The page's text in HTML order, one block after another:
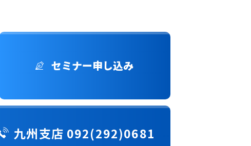
セミナー申し込み
九州支店 092(292)0681